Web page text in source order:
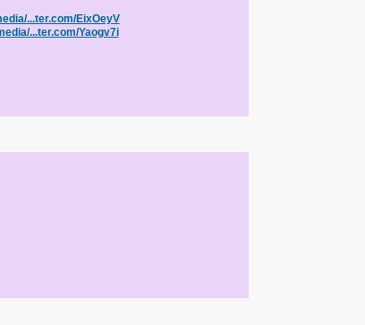
...ter.com/EixOeyV
...ter.com/Yaogv7i